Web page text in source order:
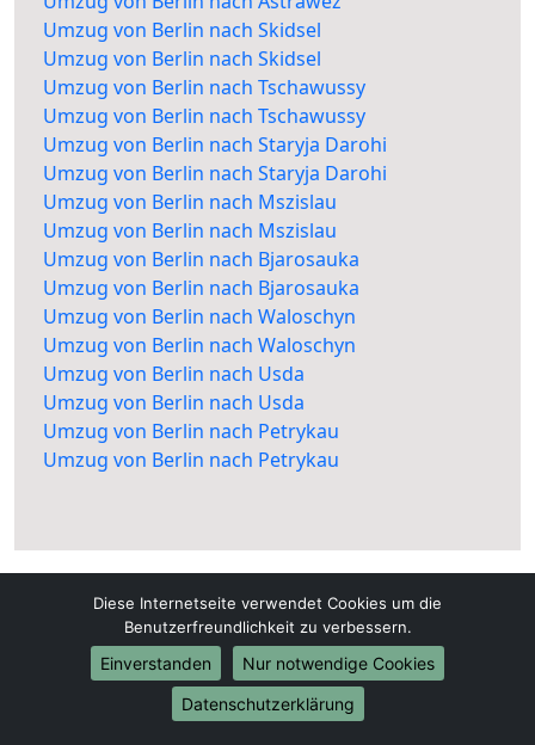
Umzug von Berlin nach Skidsel
Umzug von Berlin nach Skidsel
Umzug von Berlin nach Tschawussy
Umzug von Berlin nach Tschawussy
Umzug von Berlin nach Staryja Darohi
Umzug von Berlin nach Staryja Darohi
Umzug von Berlin nach Mszislau
Umzug von Berlin nach Mszislau
Umzug von Berlin nach Bjarosauka
Umzug von Berlin nach Bjarosauka
Umzug von Berlin nach Waloschyn
Umzug von Berlin nach Waloschyn
Umzug von Berlin nach Usda
Umzug von Berlin nach Usda
Umzug von Berlin nach Petrykau
Umzug von Berlin nach Petrykau
Berlin-Umzüge24.de
Diese Internetseite verwendet Cookies um die
Benutzerfreundlichkeit zu verbessern.
Einverstanden
Nur notwendige Cookies
Datenschutzerklärung